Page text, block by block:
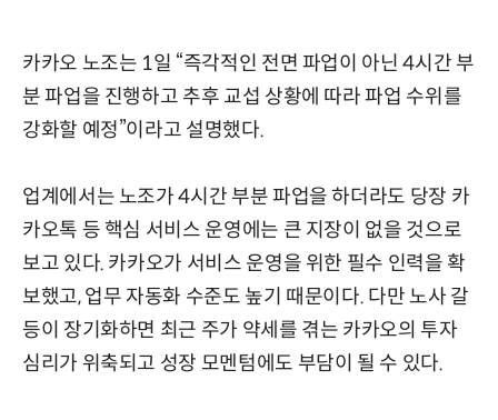
카카오 노조는 1일 “즉각적인 전면 파업이 아닌 4시간 부
분 파업을 진행하고 추후 교섭 상황에 따라 파업 수위를
강화할 예정”이라고 설명했다.
업계에서는 노조가 4시간 부분 파업을 하더라도 당장 카
카오톡 등 핵심 서비스 운영에는 큰 지장이 없을 것으로
보고 있다. 카카오가 서비스 운영을 위한 필수 인력을 확
보했고, 업무 자동화 수준도 높기 때문이다. 다만 노사 갈
등이 장기화하면 최근 주가 약세를 겪는 카카오의 투자
심리가 위축되고 성장 모멘텀에도 부담이 될 수 있다.